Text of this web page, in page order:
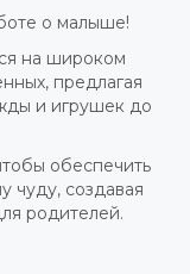
о малыше!
на широком
предлагая
и игрушек до
обеспечить
чуду, создавая
родителей.